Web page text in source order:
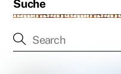
Suche